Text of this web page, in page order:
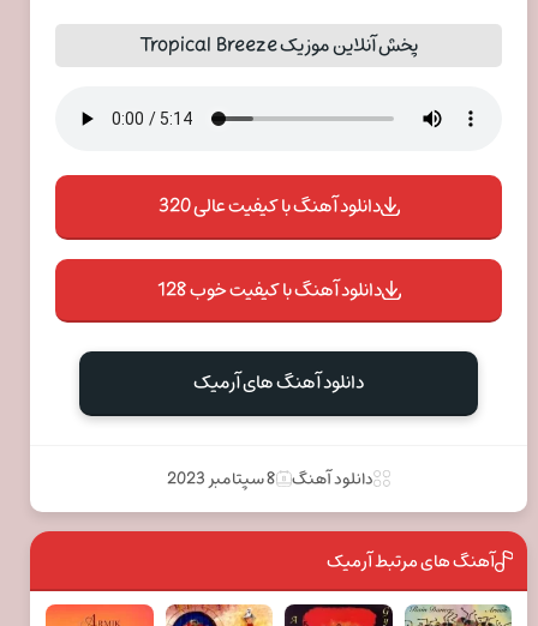
پخش آنلاین موزیک Tropical Breeze
دانلود آهنگ با کیفیت عالی 320
دانلود آهنگ با کیفیت خوب 128
دانلود آهنگ های آرمیک
دانلود آهنگ 8 سپتامبر 2023
آهنگ های مرتبط آرمیک